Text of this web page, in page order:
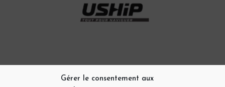
Gérer le consentement aux